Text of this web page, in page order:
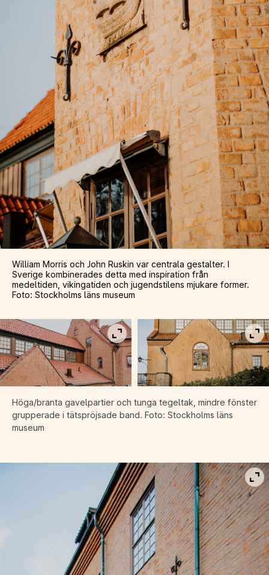
William Morris och John Ruskin var centrala gestalter. I
Sverige kombinerades detta med inspiration från
medeltiden, vikingatiden och jugendstilens mjukare former.
Foto: Stockholms läns museum
Visa bild i fullskärm
Höga/branta gavelpartier och tunga tegeltak, mindre fönster
grupperade i tätspröjsade band. Foto: Stockholms läns
museum